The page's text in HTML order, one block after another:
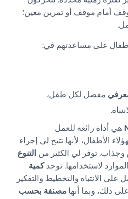
أمام موقف أو تمرين معين؛
على مساعدتهم في:
مفصل لكل طفل،
هي أداة رائعة للعمل
الأطفال، لأنها تتيح لي إجراء
توفر لي الكثير من التنوع
لاستخدامها. توجدكمية
على الانتباه والتخطيط والتفكير
ذلك، وبما أنها مصنفة بحسب